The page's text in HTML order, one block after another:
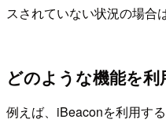
スされていない状況の場合
どのような機能を利
例えば、iBeaconを利用す